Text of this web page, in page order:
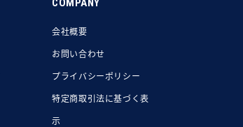
COMPANY
会社概要
お問い合わせ
プライバシーポリシー
特定商取引法に基づく表
示